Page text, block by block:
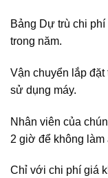
Bảng Dự trù chi
trong năm.
Vận chuyển lắp
sử dụng máy.
Nhân viên của
2 giờ để không
Chỉ với chi phí giá